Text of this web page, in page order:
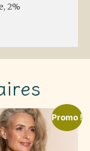
2%
Promo !